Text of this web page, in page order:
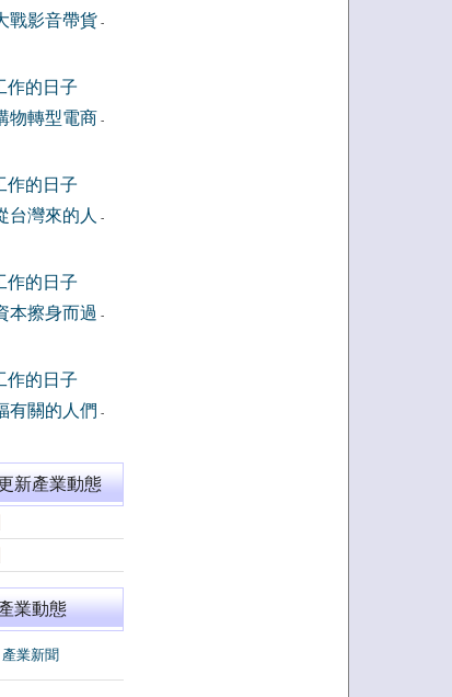
戰影音帶貨 -
作的日子
物轉型電商 -
作的日子
台灣來的人
-
作的日子
本擦身而過 -
作的日子
有關的人們 -
新產業動態
業動態
業新聞